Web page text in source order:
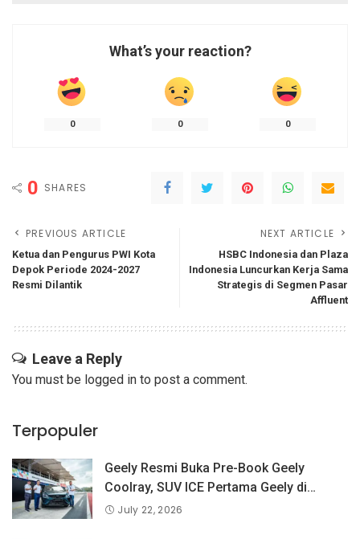
What’s your reaction?
0 0 0
0 SHARES
PREVIOUS ARTICLE
Ketua dan Pengurus PWI Kota
Depok Periode 2024-2027
Resmi Dilantik
NEXT ARTICLE
HSBC Indonesia dan Plaza
Indonesia Luncurkan Kerja Sama
Strategis di Segmen Pasar
Affluent
Leave a Reply
You must be logged in to post a comment.
Terpopuler
Geely Resmi Buka Pre-Book Geely
Coolray, SUV ICE Pertama Geely di
Indonesia yang Dipercaya Lebih dari 1,3
July 22, 2026